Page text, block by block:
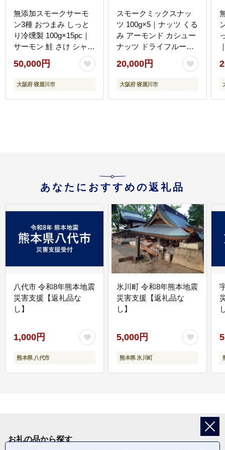
無添加スモークサーモ
ン3種 おつまみ しっと
り冷燻製 100g×15pc｜
サーモン 鮭 さけ シャケ
海鮮 ギフト 小分け 食べ
比べ くんせい 燻製 大容
量 [0067]
50,000円
大阪府 寝屋川市
スモークミックスナッ
ツ 100g×5｜ナッツ くる
み アーモンド カシュー
ナッツ ドライフルーツ
素焼き 無添加 燻製 おつ
まみ 酒のつまみ [0181]
20,000円
大阪府 寝屋川市
あなたにおすすめの返礼品
八代市 令和8年熊本地震
災害支援【返礼品な
し】
1,000円
熊本県 八代市
氷川町 令和8年熊本地震
災害支援【返礼品な
し】
5,000円
熊本県 氷川町
お礼の品から探す